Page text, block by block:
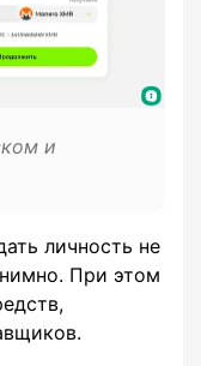
и
личность не
При этом